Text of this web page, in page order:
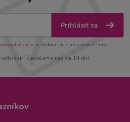
Prihlásiť sa
údajov za účelom zasielania newslettera.
odhlásiť. Zasielame raz za 14 dní.